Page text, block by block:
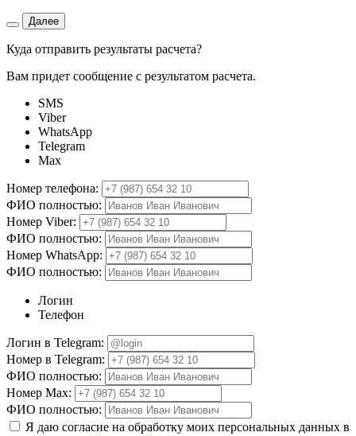
Далее
Куда отправить результаты расчета?
Вам придет сообщение с результатом расчета.
SMS
Viber
WhatsApp
Telegram
Max
Номер телефона:
ФИО полностью:
Номер Viber:
ФИО полностью:
Номер WhatsApp:
ФИО полностью:
Логин
Телефон
Логин в Telegram:
Номер в Telegram:
ФИО полностью:
Номер Max:
ФИО полностью:
Я даю согласие на обработку моих персональных данных в